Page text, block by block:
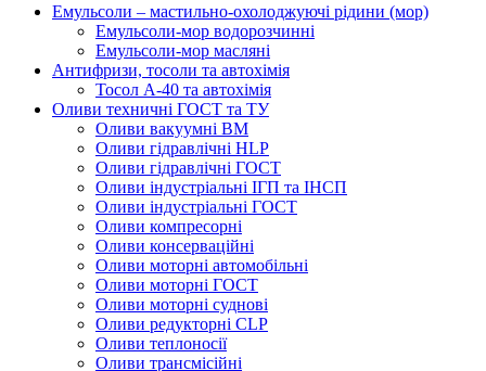
Емульсоли – мастильно-охолоджуючі рідини (мор)
Емульсоли-мор водорозчинні
Емульсоли-мор масляні
Антифризи, тосоли та автохімія
Тосол А-40 та автохімія
Оливи техничні ГОСТ та ТУ
Оливи вакуумні ВМ
Оливи гідравлічні HLP
Оливи гідравлічні ГОСТ
Оливи індустріальні ІГП та ІНСП
Оливи індустріальні ГОСТ
Оливи компресорні
Оливи консерваційні
Оливи моторні автомобільні
Оливи моторні ГОСТ
Оливи моторні суднові
Оливи редукторні CLP
Оливи теплоносії
Оливи трансмісійні